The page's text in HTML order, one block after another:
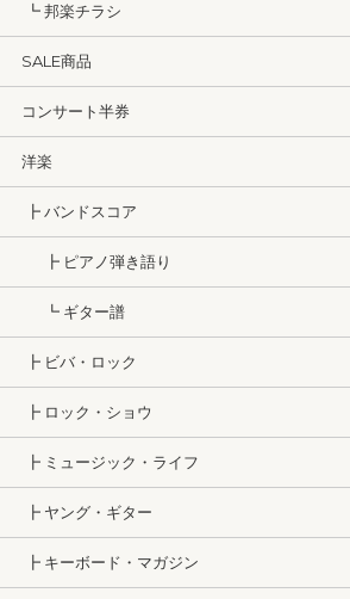
┗ 邦楽チラシ
SALE商品
コンサート半券
洋楽
┣ バンドスコア
┣ ピアノ弾き語り
┗ ギター譜
┣ ビバ・ロック
┣ ロック・ショウ
┣ ミュージック・ライフ
┣ ヤング・ギター
┣ キーボード・マガジン